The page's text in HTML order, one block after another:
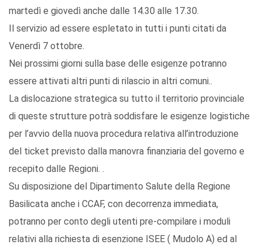
martedì e giovedì anche dalle 14.30 alle 17.30.
Il servizio ad essere espletato in tutti i punti citati da
Venerdì 7 ottobre.
Nei prossimi giorni sulla base delle esigenze potranno
essere attivati altri punti di rilascio in altri comuni..
La dislocazione strategica su tutto il territorio provinciale
di queste strutture potrà soddisfare le esigenze logistiche
per l’avvio della nuova procedura relativa all’introduzione
del ticket previsto dalla manovra finanziaria del governo e
recepito dalle Regioni. .
Su disposizione del Dipartimento Salute della Regione
Basilicata anche i CCAF, con decorrenza immediata,
potranno per conto degli utenti pre-compilare i moduli
relativi alla richiesta di esenzione ISEE ( Mudolo A) ed al